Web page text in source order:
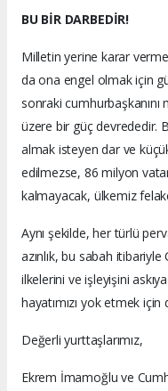
BU BİR DARBEDİR!
Milletin yerine karar
da ona engel olmak için
sonraki
üzere bir güç devrededir.
almak isteyen dar ve
edilmezse, 86 milyon
kalmayacak, ülkemiz
Aynı şekilde, her türlü
azınlık, bu sabah
ilkelerini ve işleyişini
hayatımızı yok etmek
Değerli yurttaşlarımız,
Ekrem İmamoğlu ve